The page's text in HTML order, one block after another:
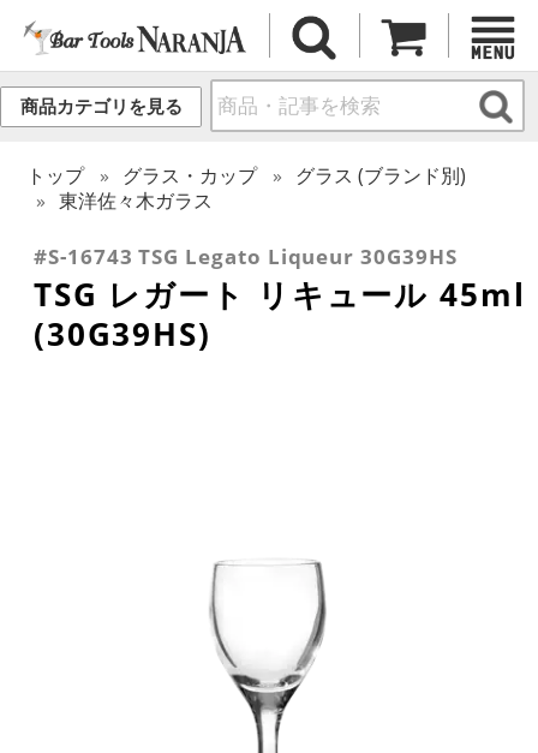
商品カテゴリを見る
トップ グラス・カップ
グラス (ブランド別)
東洋佐々木ガラス
#S-16743 TSG Legato Liqueur 30G39HS
TSG レガート リキュール 45ml
(30G39HS)